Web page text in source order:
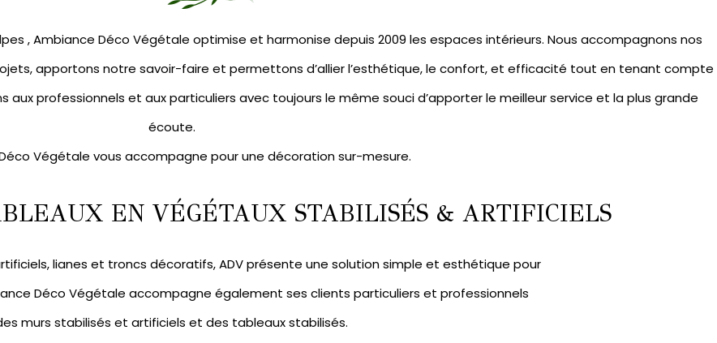
, Ambiance Déco Végétale optimise et harmonise depuis 2009 les espaces intérieurs. Nous accompagnons nos
apportons notre savoir-faire et permettons d’allier l’esthétique, le confort, et efficacité tout en tenant compte
professionnels et aux particuliers avec toujours le même souci d’apporter le meilleur service et la plus grande
écoute.
Végétale vous accompagne pour une décoration sur-mesure.
EN VÉGÉTAUX STABILISÉS & ARTIFICIELS
,lianes et troncs décoratifs, ADV présente une solution simple et esthétique pour
Déco Végétale accompagne également ses clients particuliers et professionnels
murs stabilisés et artificiels et des tableaux stabilisés.